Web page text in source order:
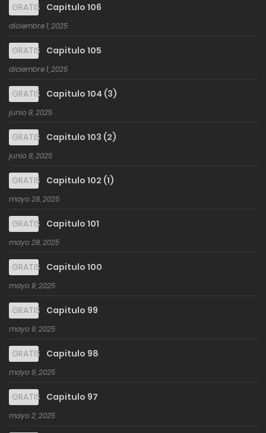
GRATIS Capitulo 106
diciembre 1, 2025
GRATIS Capitulo 105
diciembre 1, 2025
GRATIS Capitulo 104 (3)
junio 8, 2025
GRATIS Capitulo 103 (2)
junio 8, 2025
GRATIS Capitulo 102 (1)
mayo 28, 2025
GRATIS Capitulo 101
mayo 28, 2025
GRATIS Capitulo 100
mayo 9, 2025
GRATIS Capitulo 99
mayo 9, 2025
GRATIS Capitulo 98
mayo 9, 2025
GRATIS Capitulo 97
mayo 2, 2025